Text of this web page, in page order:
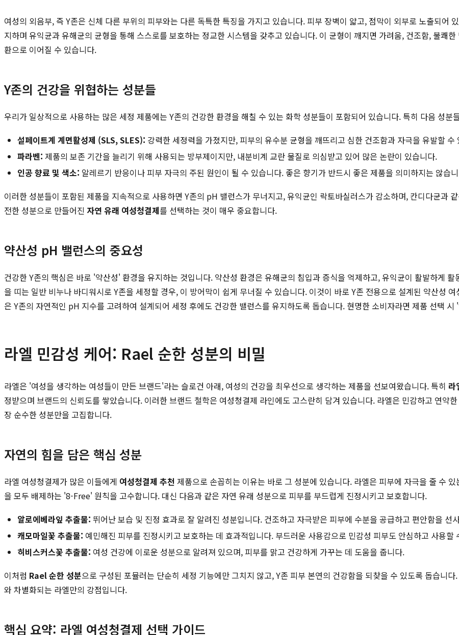
여성의 외음부, 즉 Y존은 신체 다른 부위의 피부와는 다른 독특한 특징을 가지고 있습니다. 피부 장벽이 얇고, 점막이 외부로 노출되어
지하며 유익균과 유해균의 균형을 통해 스스로를 보호하는 정교한 시스템을 갖추고 있습니다. 이 균형이 깨지면 가려움, 건조함, 불쾌
환으로 이어질 수 있습니다.
Y존의 건강을 위협하는 성분들
우리가 일상적으로 사용하는 많은 세정 제품에는 Y존의 건강한 환경을 해칠 수 있는 화학 성분들이 포함되어 있습니다. 특히 다음 성
설페이트계 계면활성제 (SLS, SLES): 강력한 세정력을 가졌지만, 피부의 유수분 균형을 깨뜨리고 심한 건조함과 자극을 유발할 수
파라벤: 제품의 보존 기간을 늘리기 위해 사용되는 방부제이지만, 내분비계 교란 물질로 의심받고 있어 많은 논란이 있습니다.
인공 향료 및 색소: 알레르기 반응이나 피부 자극의 주된 원인이 될 수 있습니다. 좋은 향기가 반드시 좋은 제품을 의미하지는 않습
이러한 성분들이 포함된 제품을 지속적으로 사용하면 Y존의 pH 밸런스가 무너지고, 유익균인 락토바실러스가 감소하며, 칸디다균과
전한 성분으로 만들어진 자연 유래 여성청결제를 선택하는 것이 매우 중요합니다.
약산성 pH 밸런스의 중요성
건강한 Y존의 핵심은 바로 '약산성' 환경을 유지하는 것입니다. 약산성 환경은 유해균의 침입과 증식을 억제하고, 유익균이 활발하게
을 띠는 일반 비누나 바디워시로 Y존을 세정할 경우, 이 방어막이 쉽게 무너질 수 있습니다. 이것이 바로 Y존 전용으로 설계된 약산성
은 Y존의 자연적인 pH 지수를 고려하여 설계되어 세정 후에도 건강한 밸런스를 유지하도록 돕습니다. 현명한 소비자라면 제품 선택
라엘 민감성 케어: Rael 순한 성분의 비밀
라엘은 '여성을 생각하는 여성들이 만든 브랜드'라는 슬로건 아래, 여성의 건강을 최우선으로 생각하는 제품을 선보여왔습니다. 특히 라
정받으며 브랜드의 신뢰도를 쌓았습니다. 이러한 브랜드 철학은 여성청결제 라인에도 고스란히 담겨 있습니다. 라엘은 민감하고 연약
장 순수한 성분만을 고집합니다.
자연의 힘을 담은 핵심 성분
라엘 여성청결제가 많은 이들에게 여성청결제 추천 제품으로 손꼽히는 이유는 바로 그 성분에 있습니다. 라엘은 피부에 자극을 줄 수
을 모두 배제하는 '8-Free' 원칙을 고수합니다. 대신 다음과 같은 자연 유래 성분으로 피부를 부드럽게 진정시키고 보호합니다.
알로에베라잎 추출물: 뛰어난 보습 및 진정 효과로 잘 알려진 성분입니다. 건조하고 자극받은 피부에 수분을 공급하고 편안함을 선
캐모마일꽃 추출물: 예민해진 피부를 진정시키고 보호하는 데 효과적입니다. 부드러운 사용감으로 민감성 피부도 안심하고 사용할
히비스커스꽃 추출물: 여성 건강에 이로운 성분으로 알려져 있으며, 피부를 맑고 건강하게 가꾸는 데 도움을 줍니다.
이처럼 Rael 순한 성분으로 구성된 포뮬러는 단순히 세정 기능에만 그치지 않고, Y존 피부 본연의 건강함을 되찾을 수 있도록 돕습니
와 차별화되는 라엘만의 강점입니다.
핵심 요약: 라엘 여성청결제 선택 가이드